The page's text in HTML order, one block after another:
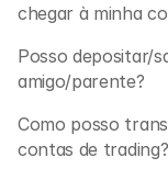
chegar à minha
Posso depositar/
amigo/parente?
Como posso
contas de trading?